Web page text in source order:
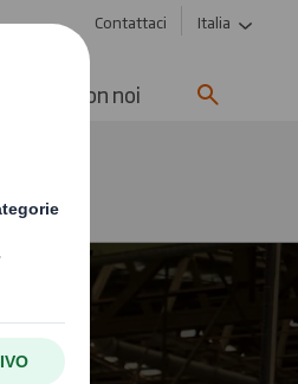
Contattaci Italia
Lavora con noi